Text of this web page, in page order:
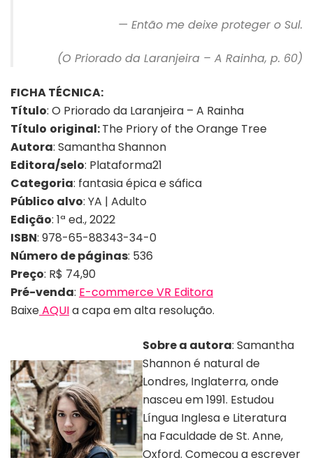
— Então me deixe proteger o Sul.
(O Priorado da Laranjeira – A Rainha, p. 60)
FICHA TÉCNICA:
Título: O Priorado da Laranjeira – A Rainha
Título original:The Priory of the Orange Tree
Autora: Samantha Shannon
Editora/selo: Plataforma21
Categoria: fantasia épica e sáfica
Público alvo: YA | Adulto
Edição: 1ª ed., 2022
ISBN: 978-65-88343-34-0
Número de páginas: 536
Preço: R$ 74,90
Pré-venda: E-commerce VR Editora
BaixeAQUIa capa em alta resolução.
Sobre a autora: Samantha
Shannon é natural de
Londres, Inglaterra, onde
nasceu em 1991. Estudou
Língua Inglesa e Literatura
na Faculdade de St. Anne,
Oxford. Começou a escrever